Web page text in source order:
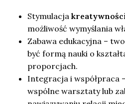
Stymulacja
możliwość wymyślania
Zabawa edukacyjna –
być formą nauki o
proporcjach.
Integracja i współpraca
wspólne warsztaty lub